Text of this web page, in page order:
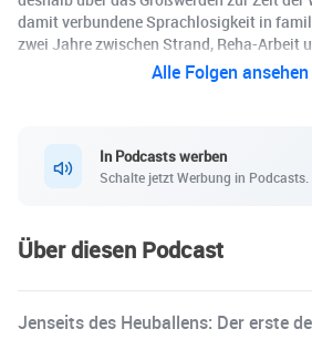
damit verbundene Sprachlosigkeit in
zwei Jahre zwischen Strand, Reha-Arbeit
Alle Folgen
In Podcasts werben
Schalte jetzt Werbung in Podcasts.
Über diesen Podcast
Jenseits des Heuballens: Der erste